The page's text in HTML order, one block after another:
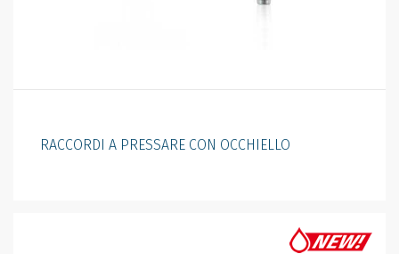
RACCORDI A PRESSARE CON OCCHIELLO